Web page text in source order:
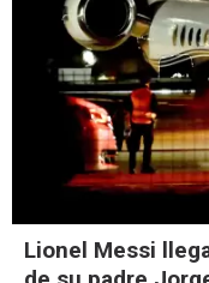
Lionel Messi